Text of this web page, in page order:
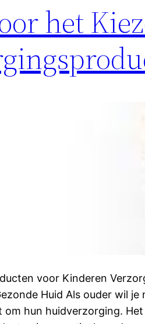
het
voor Kinderen
Huid Als ouder wil
om hun huidverzorging.